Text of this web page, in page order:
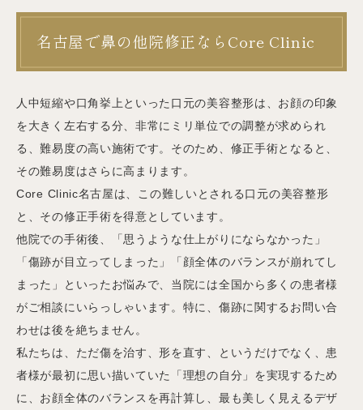
名古屋で鼻の他院修正ならCore Clinic
人中短縮や口角挙上といった口元の美容整形は、お顔の印象
を大きく左右する分、非常にミリ単位での調整が求められ
る、難易度の高い施術です。そのため、修正手術となると、
その難易度はさらに高まります。
Core Clinic名古屋は、この難しいとされる口元の美容整形
と、その修正手術を得意としています。
他院での手術後、「思うような仕上がりにならなかった」
「傷跡が目立ってしまった」「顔全体のバランスが崩れてし
まった」といったお悩みで、当院には全国から多くの患者様
がご相談にいらっしゃいます。特に、傷跡に関するお問い合
わせは後を絶ちません。
私たちは、ただ傷を治す、形を直す、というだけでなく、患
者様が最初に思い描いていた「理想の自分」を実現するため
に、お顔全体のバランスを再計算し、最も美しく見えるデザ